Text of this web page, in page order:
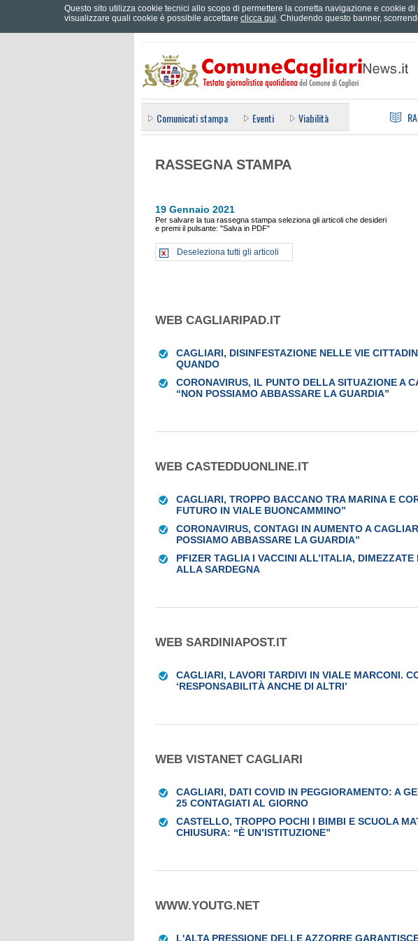
Effettua il login
Comunicati stampa Eventi Viabilità
RASSEGNA STAMPA
19 Gennaio 2021
Per salvare la tua rassegna stampa seleziona gli articoli che desideri
e premi il pulsante: "Salva in PDF"
Deseleziona tutti gli articoli
WEB CAGLIARIPAD.IT
CAGLIARI, DISINFESTAZIONE NELLE VIE
QUANDO
CORONAVIRUS, IL PUNTO DELLA SITUAZIONE A
“NON POSSIAMO ABBASSARE LA GUARDIA”
WEB CASTEDDUONLINE.IT
CAGLIARI, TROPPO BACCANO TRA MARINA E
FUTURO IN VIALE BUONCAMMINO”
CORONAVIRUS, CONTAGI IN AUMENTO A
POSSIAMO ABBASSARE LA GUARDIA”
PFIZER TAGLIA I VACCINI ALL’ITALIA, DIMEZZATE
ALLA SARDEGNA
WEB SARDINIAPOST.IT
CAGLIARI, LAVORI TARDIVI IN VIALE MARCONI.
‘RESPONSABILITÀ ANCHE DI ALTRI’
WEB VISTANET CAGLIARI
CAGLIARI, DATI COVID IN PEGGIORAMENTO: A
25 CONTAGIATI AL GIORNO
CASTELLO, TROPPO POCHI I BIMBI E SCUOLA
CHIUSURA: “È UN’ISTITUZIONE”
WWW.YOUTG.NET
L'ALTA PRESSIONE DELLE AZZORRE
Questo sito utilizza cookie tecnici allo scopo di permettere la corretta navigazione e cookie
visualizzare quali cookie è possibile accettare clicca qui. Chiudendo questo banner,